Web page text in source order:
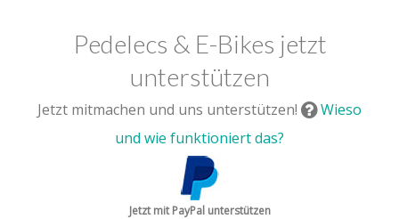
Pedelecs & E-Bikes jetzt
unterstützen
Jetzt mitmachen und uns unterstützen!
Wieso
und wie funktioniert das?
Jetzt mit PayPal unterstützen